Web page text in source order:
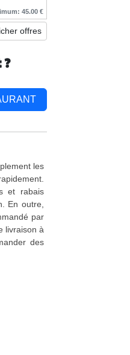
45.00 €
offres
?
les
et rabais
En outre,
par
livraison à
des